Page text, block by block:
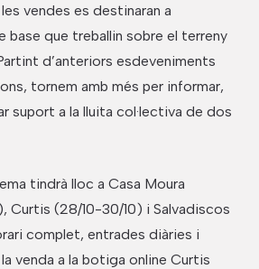
vendes es destinaran a
base que treballin sobre el terreny
d’anteriors esdeveniments
tornem amb més per informar,
suport a la lluita col·lectiva de dos
tindrà lloc a Casa Moura
Curtis (28/10-30/10) i Salvadiscos
complet, entrades diàries i
venda a la botiga online Curtis